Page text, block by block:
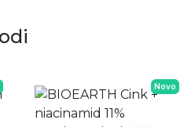
Novo